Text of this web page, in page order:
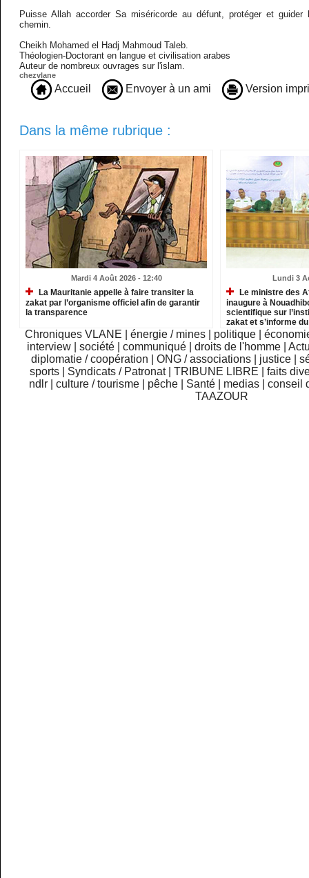
Puisse Allah accorder Sa miséricorde au défunt, protéger et
chemin.
Cheikh Mohamed el Hadj Mahmoud Taleb.
Théologien-Doctorant en langue et civilisation arabes
Auteur de nombreux ouvrages sur l'islam.
chezvlane
Accueil Envoyer à un ami Version
Dans la même rubrique :
Mardi 4 Août 2026 - 12:40
La Mauritanie appelle à faire transiter la
zakat par l’organisme officiel afin de garantir
la transparence
Lundi 3
Le ministre des
inaugure à
scientifique sur
zakat et s’informe
institutions relevant
Chroniques VLANE énergie / mines politique
interview
|société |communiqué |droits de l'homme |
diplomatie / coopération
ONG / associations justice
sports
Syndicats / Patronat TRIBUNE LIBRE
faits
ndlr
|culture / tourisme pêche Santé medias |conseil
TAAZOUR